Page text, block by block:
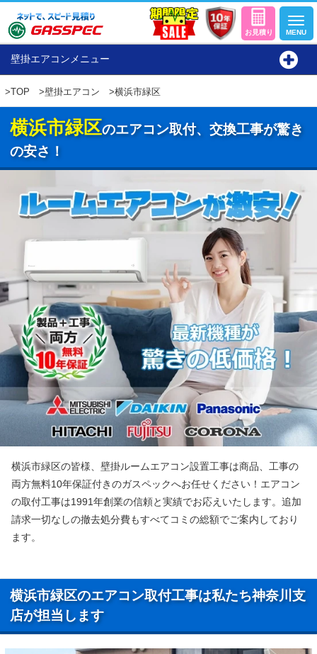
壁掛エアコンメニュー
>TOP >壁掛エアコン >横浜市緑区
横浜市緑区のエアコン取付、交換工事が驚き
の安さ！
横浜市緑区の皆様、壁掛ルームエアコン設置工事は商品、工事の
両方無料10年保証付きのガスペックへお任せください！エアコン
の取付工事は1991年創業の信頼と実績でお応えいたします。追加
請求一切なしの撤去処分費もすべてコミの総額でご案内しており
ます。
横浜市緑区のエアコン取付工事は私たち神奈川支
店が担当します